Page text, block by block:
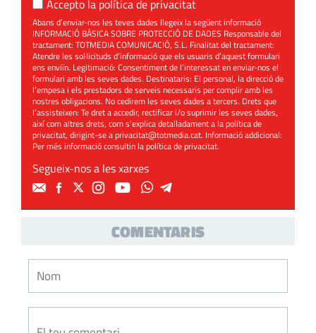
Accepto la política de privacitat
Abans d’enviar-nos les teves dades llegeix la següent informació
INFORMACIÓ BÀSICA SOBRE PROTECCIÓ DE DADES Responsable del
tractament: TOTMEDIA COMUNICACIÓ, S.L. Finalitat del tractament:
Atendre les sol·licituds d’informació que els usuaris d’aquest formulari
ens enviïn. Legitimació: Consentiment de l’interessat en enviar-nos el
formulari amb les seves dades. Destinataris: El personal, la direcció de
l’empesa i els prestadors de serveis necessaris per complir amb les
nostres obligacions. No cedirem les seves dades a tercers. Drets que
l’assisteixen: Te dret a accedir, rectificar i/o suprimir les seves dades,
així com altres drets, com s’explica detalladament a la política de
privacitat, dirigint-se aprivacitat@totmedia.cat. Informació addicional:
Per més informació consultin lapolítica de privacitat.
Segueix-nos a les xarxes
COMENTARIS